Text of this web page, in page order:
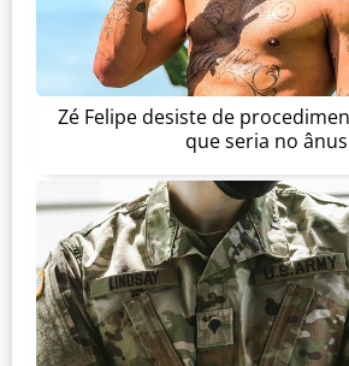
Zé Felipe desiste de
que seria no ânus